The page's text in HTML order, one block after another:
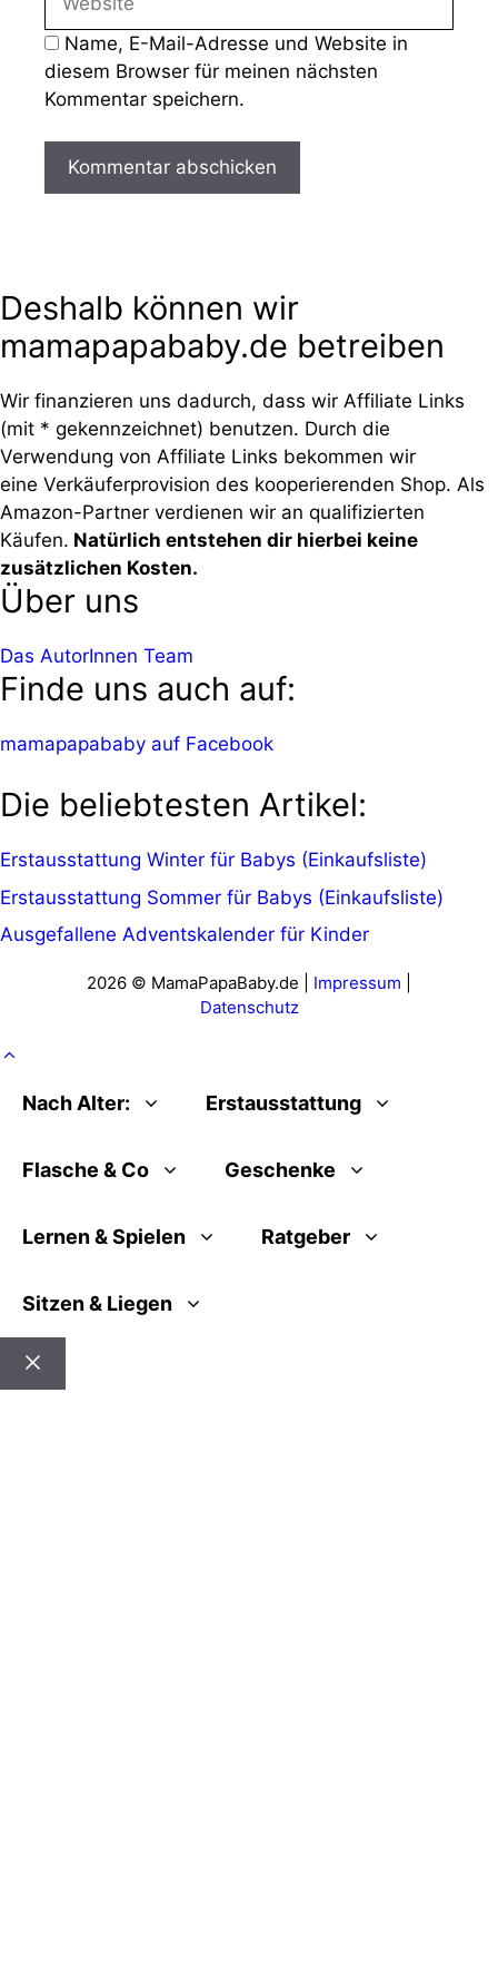
Name, E-Mail-Adresse und Website in
diesem Browser für meinen nächsten
Kommentar speichern.
Deshalb können wir
mamapapababy.de betreiben
Wir finanzieren uns dadurch, dass wir Affiliate Links
(mit * gekennzeichnet) benutzen. Durch die
Verwendung von Affiliate Links bekommen wir
eine Verkäuferprovision des kooperierenden Shop. Als
Amazon-Partner verdienen wir an qualifizierten
Käufen. Natürlich entstehen dir hierbei keine
zusätzlichen Kosten.
Über uns
Das AutorInnen Team
Finde uns auch auf:
mamapapababy auf Facebook
Die beliebtesten Artikel:
Erstausstattung Winter für Babys (Einkaufsliste)
Erstausstattung Sommer für Babys (Einkaufsliste)
Ausgefallene Adventskalender für Kinder
2026 © MamaPapaBaby.de | Impressum
Datenschutz
Nach Alter: Erstausstattung
Flasche & Co Geschenke
Lernen & Spielen Ratgeber
Sitzen & Liegen
Schließen